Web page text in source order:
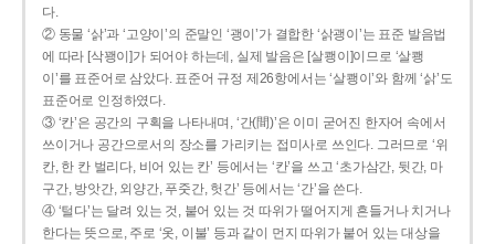
다.
② 동물 ‘삵’과 ‘고양이’의 준말인 ‘괭이’가 결합한 ‘삵괭이’는 표준 발음법
에 따라 [삭꽹이]가 되어야 하는데, 실제 발음은 [살쾡이]이므로 ‘살쾡
이’를 표준어로 삼았다. 표준어 규정 제26항에서는 ‘살쾡이’와 함께 ‘삵’도
표준어로 인정하였다.
③ ‘칸’은 공간의 구획을 나타내며, ‘간(間)’은 이미 굳어진 한자어 속에서
쓰이거나 공간으로서의 장소를 가리키는 접미사로 쓰인다. 그러므로 ‘위
칸, 한 칸 벌리다, 비어 있는 칸’ 등에서는 ‘칸’을 쓰고 ‘초가삼간, 뒷간, 마
구간, 방앗간, 외양간, 푸줏간, 헛간’ 등에서는 ‘간’을 쓴다.
④ ‘털다’는 달려 있는 것, 붙어 있는 것 따위가 떨어지게 흔들거나 치거나
한다는 뜻으로, 주로 ‘옷, 이불’ 등과 같이 먼지 따위가 붙어 있는 대상을